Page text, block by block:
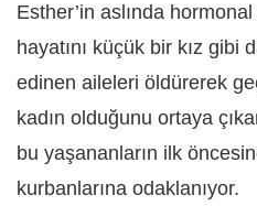
Esther’in aslında
hayatını küçük bir kız gibi
edinen aileleri öldürerek
kadın olduğunu ortaya
bu yaşananların ilk
kurbanlarına odaklanıyor.